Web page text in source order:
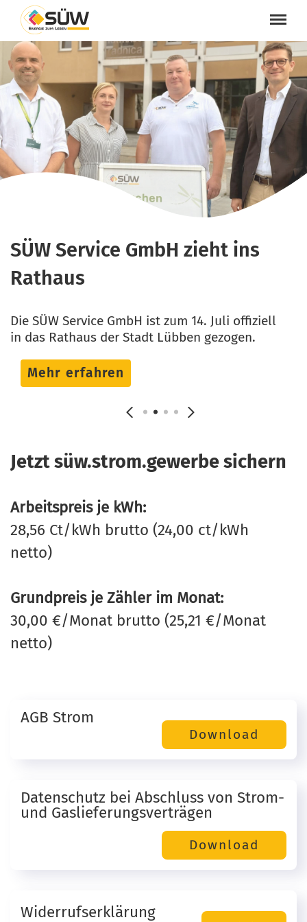
SÜW Service GmbH zieht ins
Rathaus
Die SÜW Service GmbH ist zum 14. Juli offiziell
in das Rathaus der Stadt Lübben gezogen.
Mehr erfahren
Jetzt süw.strom.gewerbe sichern
Arbeitspreis je kWh:
28,56 Ct/kWh brutto (24,00 ct/kWh
netto)
Grundpreis je Zähler im Monat:
30,00 €/Monat brutto (25,21 €/Monat
netto)
AGB Strom
Datenschutz bei Abschluss von Strom-
und Gaslieferungsverträgen
Widerrufserklärung